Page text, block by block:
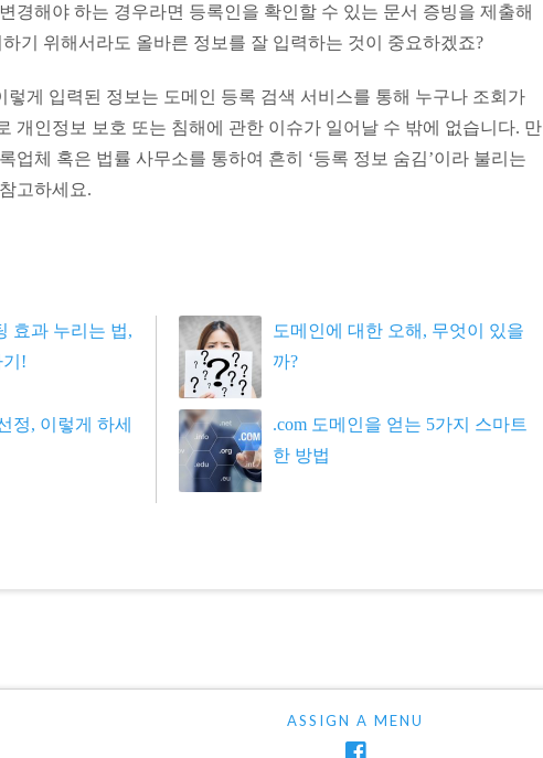
경해야 하는 경우라면 등록인을 확인할 수 있는 문서 증빙을 제출해
기 위해서라도 올바른 정보를 잘 입력하는 것이 중요하겠죠?
렇게 입력된 정보는 도메인 등록 검색 서비스를 통해 누구나 조회가
개인정보 보호 또는 침해에 관한 이슈가 일어날 수 밖에 없습니다. 만
업체 혹은 법률 사무소를 통하여 흔히 ‘등록 정보 숨김’이라 불리는
고하세요.
효과 누리는 법,
!
정, 이렇게 하세
도메인에 대한 오해, 무엇이 있을
까?
.com 도메인을 얻는 5가지 스마트
한 방법
ASSIGN A MENU